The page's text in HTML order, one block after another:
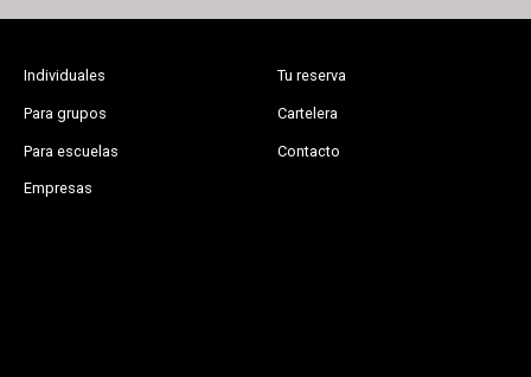
Individuales
Para grupos
Para escuelas
Empresas
Tu reserva
Cartelera
Contacto